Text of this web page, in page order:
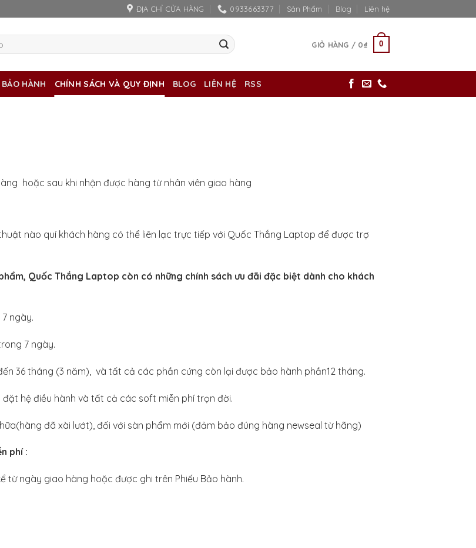
ĐỊA CHỈ CỬA HÀNG 0933663377 Sản Phẩm Blog Liên hệ
GIỎ HÀNG / 0₫ 0
BẢO HÀNH CHÍNH SÁCH VÀ QUY ĐỊNH BLOG LIÊN HỆ RSS
hoặc sau khi nhận được hàng từ nhân viên giao hàng
nào quí khách hàng có thể liên lạc trực tiếp với Quốc Thắng Laptop để được trợ
Quốc Thắng Laptop còn có những chính sách ưu đãi đặc biệt dành cho khách
ngày.
7 ngày.
36 tháng (3 năm), và tất cả các phần cứng còn lại được bảo hành phần12 tháng.
hệ điều hành và tất cả các soft miễn phí trọn đời.
đã xài lướt), đối với sàn phẩm mới (đảm bảo đúng hàng newseal từ hãng)
phí :
từ ngày giao hàng hoặc được ghi trên Phiếu Bảo hành.